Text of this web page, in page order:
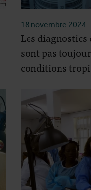
18 novembre 2024
Les diagnostics
sont pas
conditions